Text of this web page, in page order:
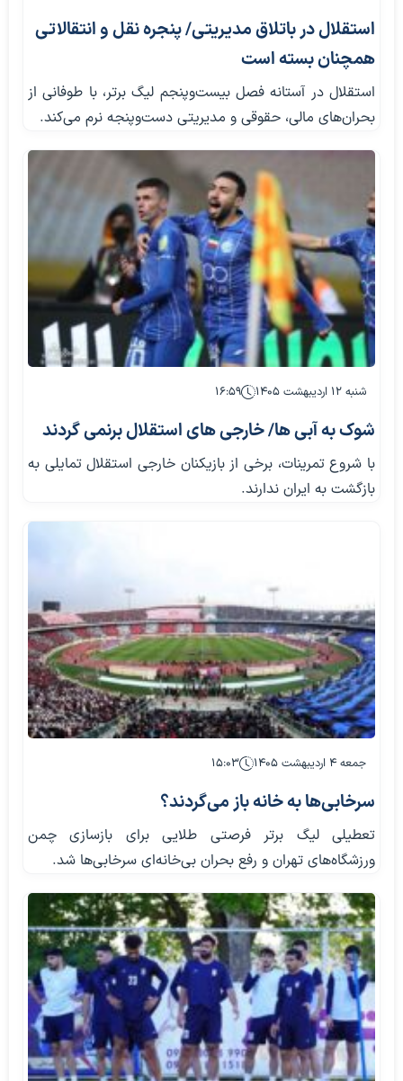
استقلال در باتلاق مدیریتی/ پنجره نقل و انتقالاتی
همچنان بسته است
استقلال در آستانه فصل بیست‌وپنجم لیگ برتر، با طوفانی از
بحران‌های مالی، حقوقی و مدیریتی دست‌وپنجه نرم می‌کند.
شنبه ۱۲ اردیبهشت ۱۴۰۵ ۱۶:۵۹
شوک به آبی ها/ خارجی های استقلال برنمی گردند
با شروع تمرینات، برخی از بازیکنان خارجی استقلال تمایلی به
بازگشت به ایران ندارند.
جمعه ۴ اردیبهشت ۱۴۰۵ ۱۵:۰۳
سرخابی‌ها به خانه باز می‌گردند؟
تعطیلی لیگ برتر فرصتی طلایی برای بازسازی چمن
ورزشگاه‌های تهران و رفع بحران بی‌خانه‌ای سرخابی‌ها شد.